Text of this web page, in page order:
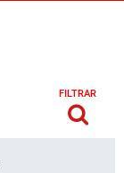
FILTRAR